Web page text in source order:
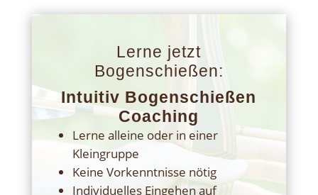
Lerne jetzt
Bogenschießen:
Intuitiv Bogenschießen
Coaching
Lerne alleine oder in einer
Kleingruppe
Keine Vorkenntnisse nötig
Individuelles Eingehen auf